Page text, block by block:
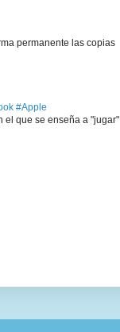
permanente las copias
#Apple
el que se enseña a "jugar"